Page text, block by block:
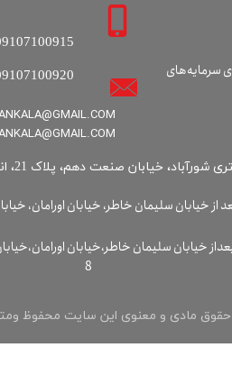
حقوق مادی و معنوی این سایت محفوظ
سرمایه‌های
خاطر، خیابان اورامان، خیابان گروس، پلاک ۲، ساختمان
8